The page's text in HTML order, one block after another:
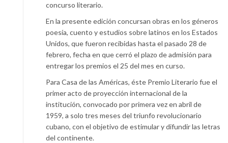
concurso literario.
En la presente edición concursan obras en los géneros
poesía, cuento y estudios sobre latinos en los Estados
Unidos, que fueron recibidas hasta el pasado 28 de
febrero, fecha en que cerró el plazo de admisión para
entregar los premios el 25 del mes en curso.
Para Casa de las Américas, éste Premio Literario fue el
primer acto de proyección internacional de la
institución, convocado por primera vez en abril de
1959, a solo tres meses del triunfo revolucionario
cubano, con el objetivo de estimular y difundir las letras
del continente.